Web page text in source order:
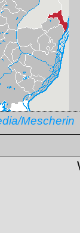
Mescherin